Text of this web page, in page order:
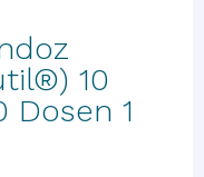
10
Dosen 1